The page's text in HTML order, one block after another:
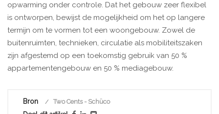
opwarming onder controle. Dat het gebouw zeer flexibel
is ontworpen, bewijst de mogelijkheid om het op langere
termijn om te vormen tot een woongebouw. Zowel de
buitenruimten, technieken, circulatie als mobiliteitszaken
zijn afgestemd op een toekomstig gebruik van 50 %
appartementengebouw en 50 % mediagebouw.
Bron Two Cents - Schüco